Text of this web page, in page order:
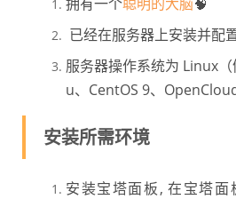
已经在服务器上安装并配
服务器操作系统为 Linux
u、CentOS 9、
安装所需环境
安装宝塔面板, 在宝塔面